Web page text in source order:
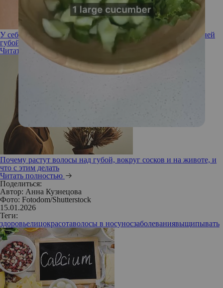
У себя под носом: 7 способов устранения морщин над верхней
губой
Читать полностью
Почему растут волосы над губой, вокруг сосков и на животе, и
что с этим делать
Читать полностью
Поделиться:
Автор: Анна Кузнецова
Фото: Fotodom/Shutterstock
15.01.2026
Теги:
здоровьелицокрасотаволосы в носуносзаболеваниявыщипывать